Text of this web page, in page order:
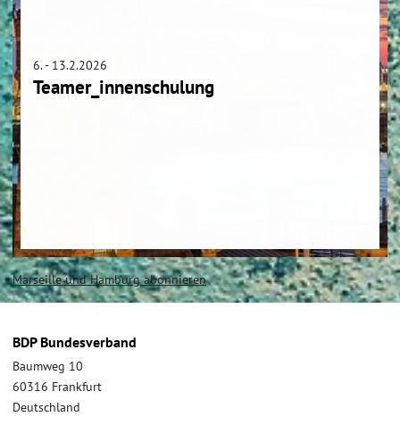
6. - 13.2.2026
Teamer_innenschulung
Seitennummerierung
Marseille und Hamburg abonnieren
BDP Bundesverband
Baumweg 10
60316 Frankfurt
Deutschland